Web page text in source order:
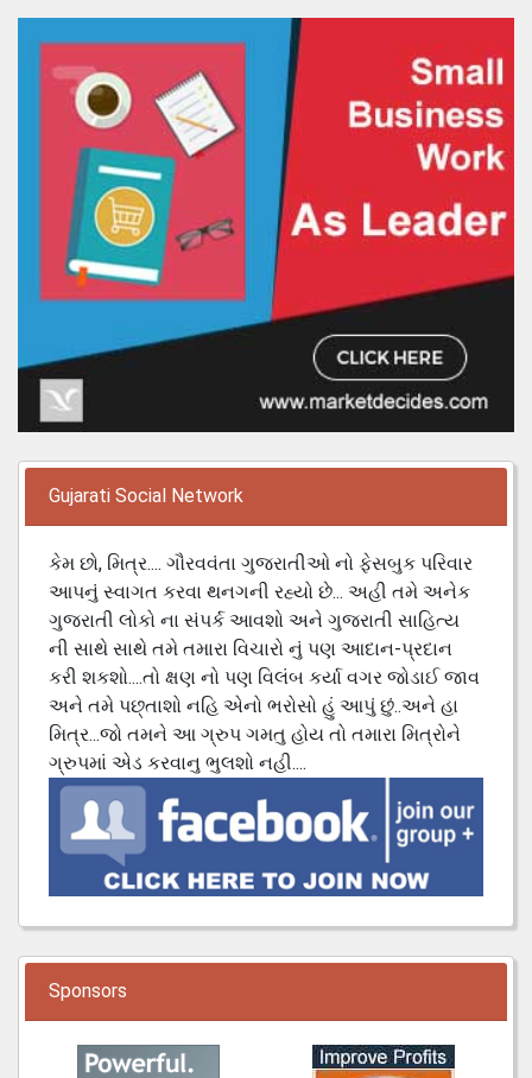
Gujarati Social Network
કેમ છો, મિત્ર.... ગૌરવવંતા ગુજરાતીઓ નો ફેસબુક પરિવાર
આપનું સ્વાગત કરવા થનગની રહ્યો છે... અહી તમે અનેક
ગુજરાતી લોકો ના સંપર્ક આવશો અને ગુજરાતી સાહિત્ય
ની સાથે સાથે તમે તમારા વિચારો નું પણ આદાન-પ્રદાન
કરી શકશો....તો ક્ષણ નો પણ વિલંબ કર્યા વગર જોડાઈ જાવ
અને તમે પછ્તાશો નહિ એનો ભરોસો હું આપું છું..અને હા
મિત્ર...જો તમને આ ગ્રુપ ગમતુ હોય તો તમારા મિત્રોને
ગ્રુપમાં એડ કરવાનુ ભુલશો નહી....
Sponsors